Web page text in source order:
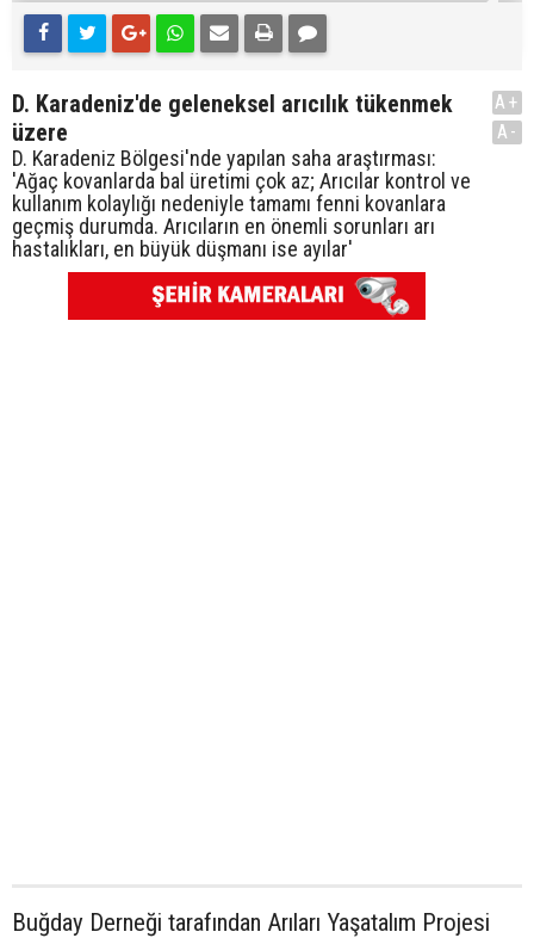
D. Karadeniz'de geleneksel arıcılık tükenmek
üzere
D. Karadeniz Bölgesi'nde yapılan saha araştırması:
'Ağaç kovanlarda bal üretimi çok az; Arıcılar kontrol ve
kullanım kolaylığı nedeniyle tamamı fenni kovanlara
geçmiş durumda. Arıcıların en önemli sorunları arı
hastalıkları, en büyük düşmanı ise ayılar'
A+
A-
Buğday Derneği tarafından Arıları Yaşatalım Projesi